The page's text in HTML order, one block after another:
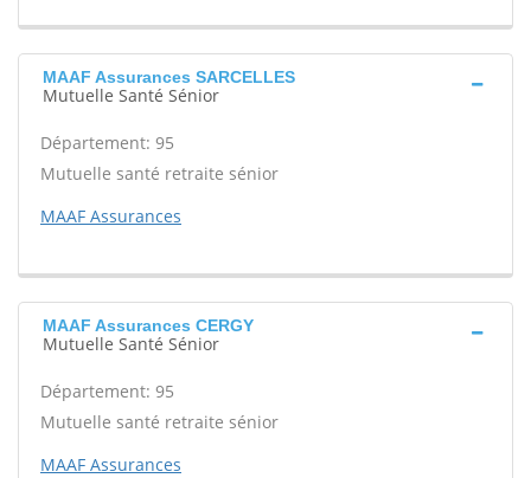
MAAF Assurances SARCELLES
Mutuelle Santé Sénior
Département: 95
Mutuelle santé retraite sénior
MAAF Assurances
MAAF Assurances CERGY
Mutuelle Santé Sénior
Département: 95
Mutuelle santé retraite sénior
MAAF Assurances